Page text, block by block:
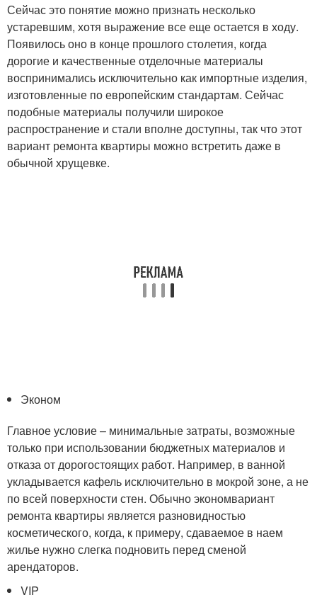
Сейчас это понятие можно признать несколько
устаревшим, хотя выражение все еще остается в ходу.
Появилось оно в конце прошлого столетия, когда
дорогие и качественные отделочные материалы
воспринимались исключительно как импортные изделия,
изготовленные по европейским стандартам. Сейчас
подобные материалы получили широкое
распространение и стали вполне доступны, так что этот
вариант ремонта квартиры можно встретить даже в
обычной хрущевке.
Эконом
Главное условие – минимальные затраты, возможные
только при использовании бюджетных материалов и
отказа от дорогостоящих работ. Например, в ванной
укладывается кафель исключительно в мокрой зоне, а не
по всей поверхности стен. Обычно экономвариант
ремонта квартиры является разновидностью
косметического, когда, к примеру, сдаваемое в наем
жилье нужно слегка подновить перед сменой
арендаторов.
VIP